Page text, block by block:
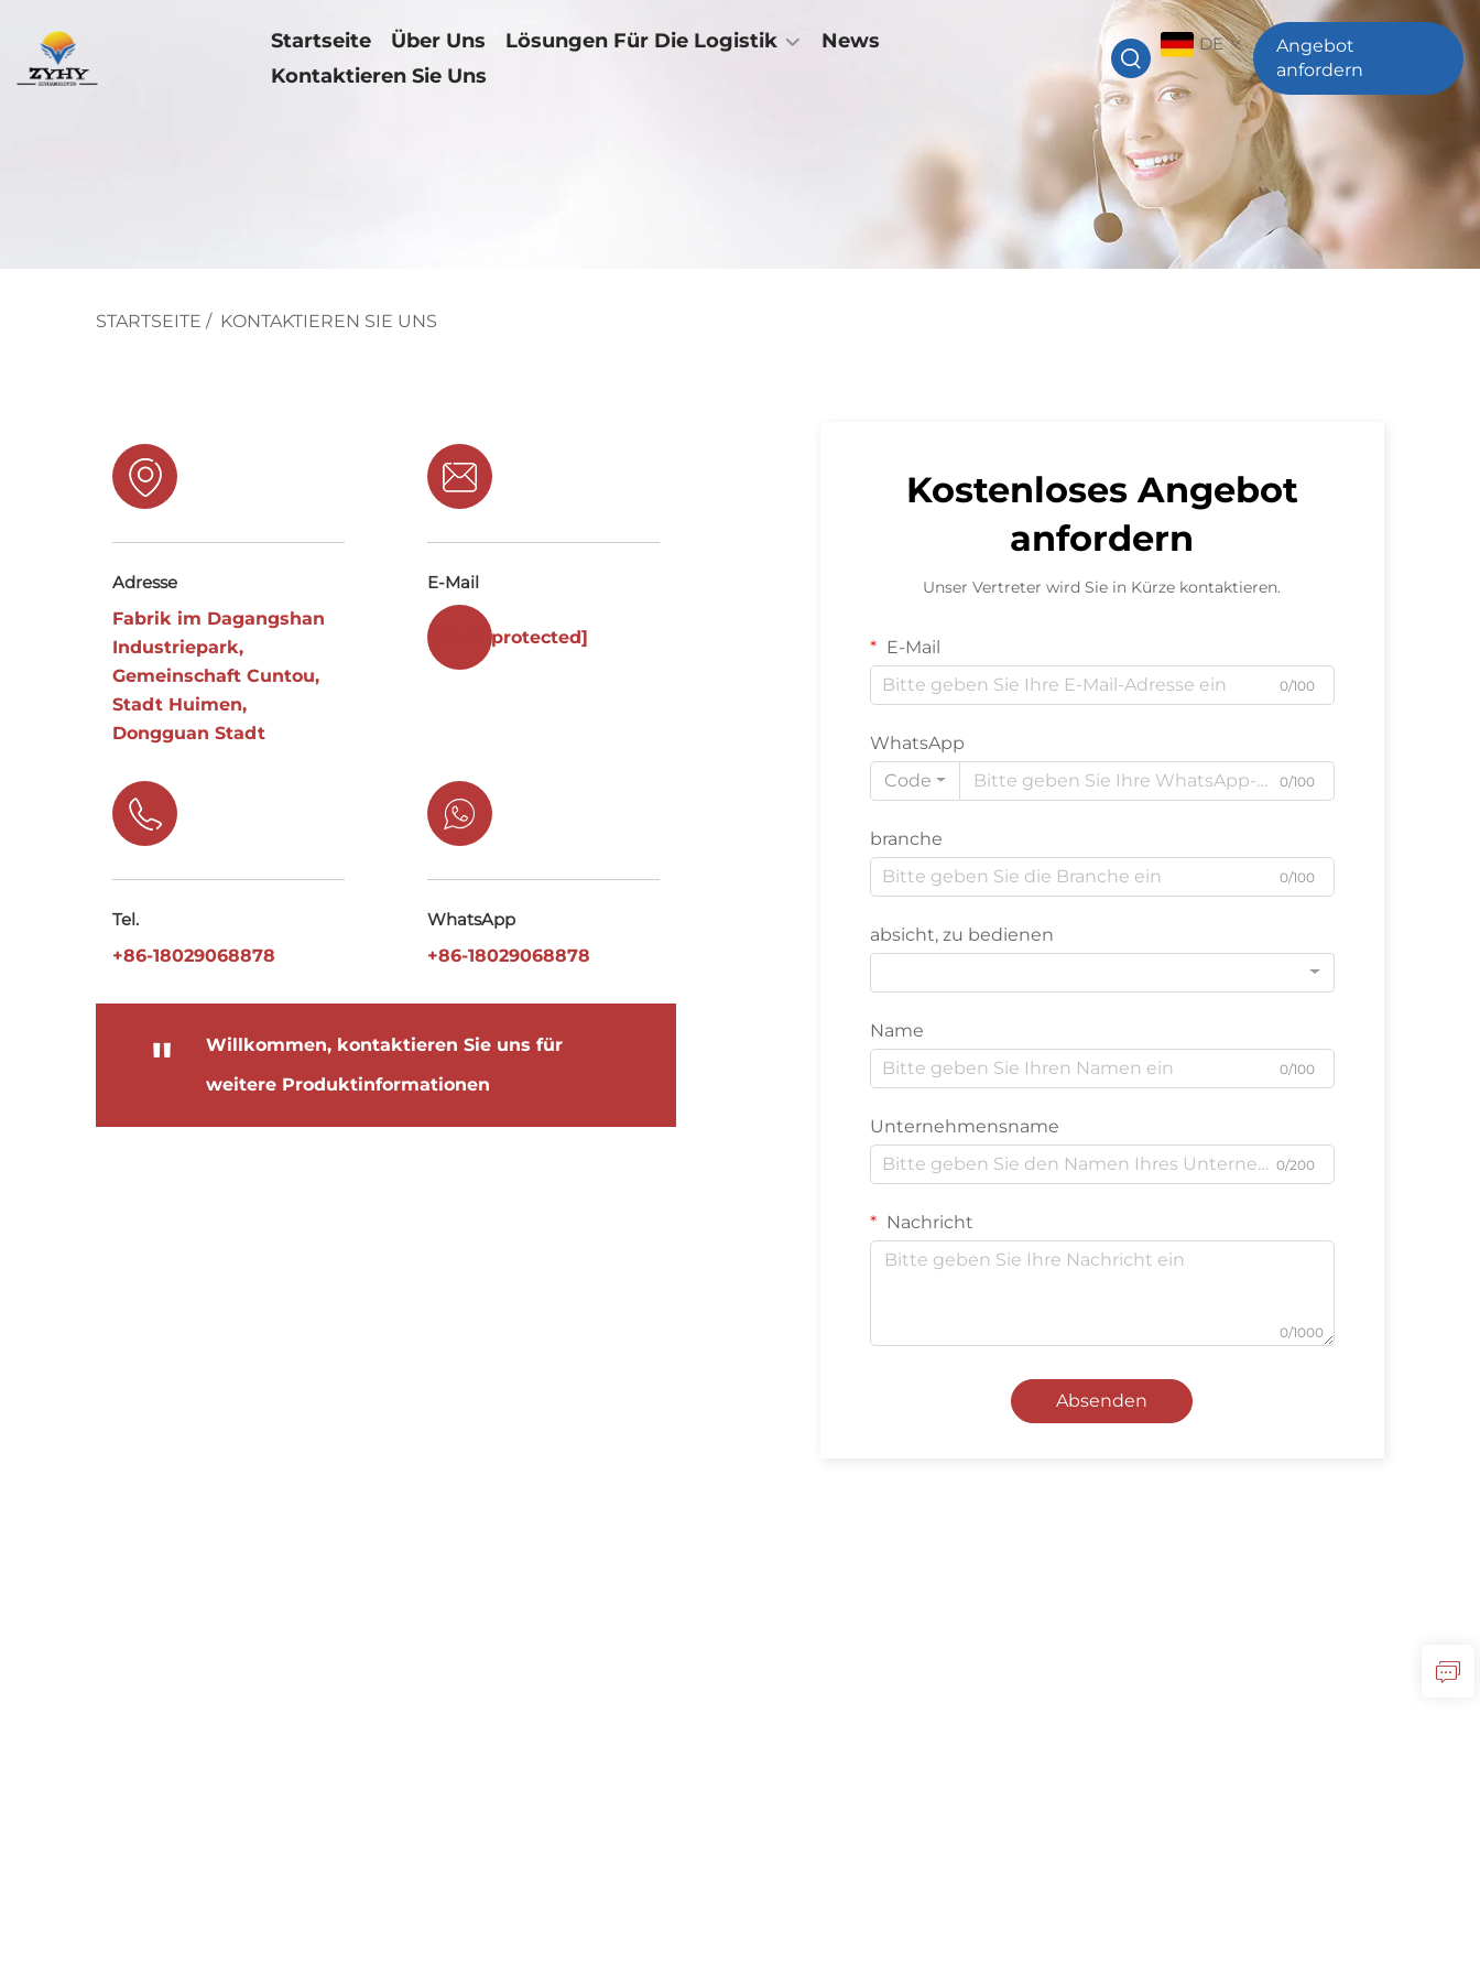
Startseite Über Uns Lösungen Für Die Logistik
News
Kontaktieren Sie Uns
DE
Angebot
anfordern
STARTSEITE / KONTAKTIEREN SIE UNS
Adresse
Fabrik im Dagangshan
Industriepark,
Gemeinschaft Cuntou,
Stadt Huimen,
Dongguan Stadt
E-Mail
[email protected]
Tel.
+86-18029068878
WhatsApp
+86-18029068878
"
Willkommen, kontaktieren Sie uns für
weitere Produktinformationen
Kostenloses Angebot
anfordern
Unser Vertreter wird Sie in Kürze kontaktieren.
E-Mail
0/100
WhatsApp
Code
0/100
branche
0/100
absicht, zu bedienen
Name
0/100
Unternehmensname
0/200
Nachricht
0/1000
Absenden